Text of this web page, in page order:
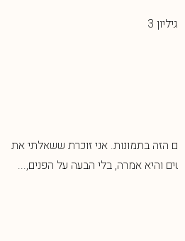
גיליון 3
הנה הרמצׄאן עבר, הצומות חלפו
התרוממות הרוח והזדככות פנימית